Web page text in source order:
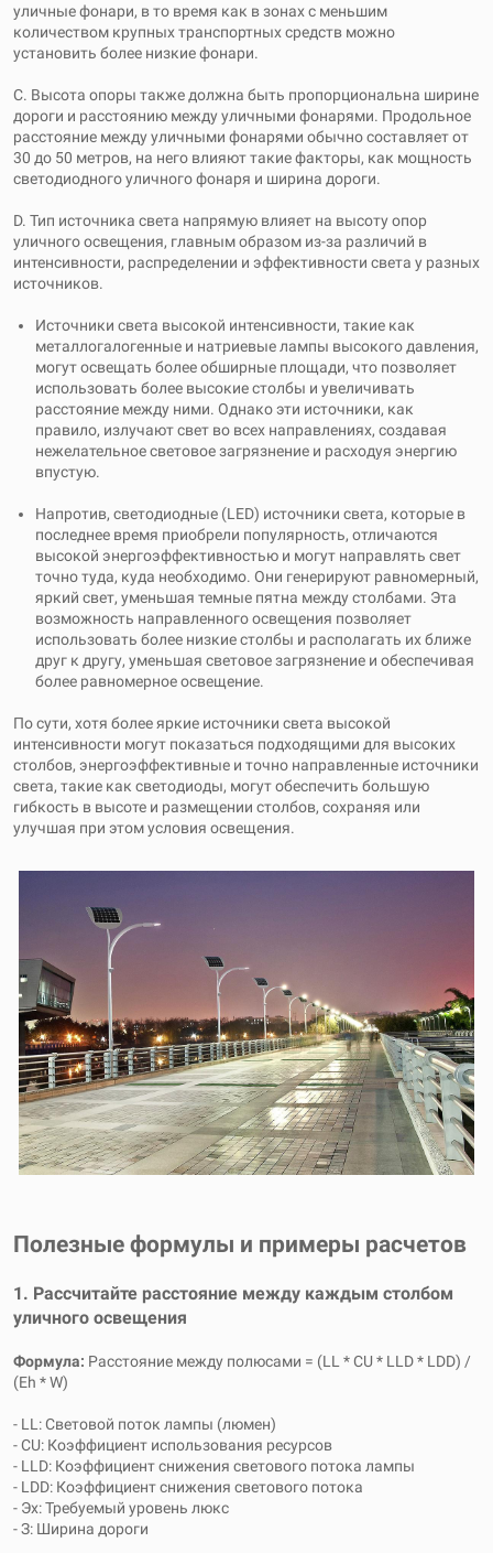
уличные фонари, в то время как в зонах с меньшим
количеством крупных транспортных средств можно
установить более низкие фонари.
C. Высота опоры также должна быть пропорциональна ширине
дороги и расстоянию между уличными фонарями. Продольное
расстояние между уличными фонарями обычно составляет от
30 до 50 метров, на него влияют такие факторы, как мощность
светодиодного уличного фонаря и ширина дороги.
D. Тип источника света напрямую влияет на высоту опор
уличного освещения, главным образом из-за различий в
интенсивности, распределении и эффективности света у разных
источников.
Источники света высокой интенсивности, такие как
металлогалогенные и натриевые лампы высокого давления,
могут освещать более обширные площади, что позволяет
использовать более высокие столбы и увеличивать
расстояние между ними. Однако эти источники, как
правило, излучают свет во всех направлениях, создавая
нежелательное световое загрязнение и расходуя энергию
впустую.
Напротив, светодиодные (LED) источники света, которые в
последнее время приобрели популярность, отличаются
высокой энергоэффективностью и могут направлять свет
точно туда, куда необходимо. Они генерируют равномерный,
яркий свет, уменьшая темные пятна между столбами. Эта
возможность направленного освещения позволяет
использовать более низкие столбы и располагать их ближе
друг к другу, уменьшая световое загрязнение и обеспечивая
более равномерное освещение.
По сути, хотя более яркие источники света высокой
интенсивности могут показаться подходящими для высоких
столбов, энергоэффективные и точно направленные источники
света, такие как светодиоды, могут обеспечить большую
гибкость в высоте и размещении столбов, сохраняя или
улучшая при этом условия освещения.
Полезные формулы и примеры расчетов
1. Рассчитайте расстояние между каждым столбом
уличного освещения
Формула: Расстояние между полюсами = (LL * CU * LLD * LDD) /
(Eh * W)
- LL: Световой поток лампы (люмен)
- CU: Коэффициент использования ресурсов
- LLD: Коэффициент снижения светового потока лампы
- LDD: Коэффициент снижения светового потока
- Эх: Требуемый уровень люкс
- З: Ширина дороги